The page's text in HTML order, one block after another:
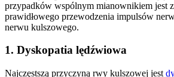
przypadków wspólnym mianownikiem jest
prawidłowego przewodzenia impulsów
nerwu kulszowego.
1. Dyskopatia lędźwiowa
Najczęstszą przyczyną rwy kulszowej jest